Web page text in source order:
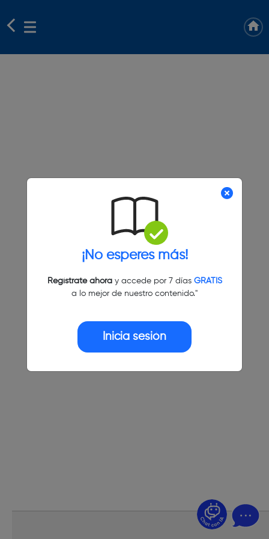
¡No esperes más!
Regístrate ahoray accede por 7 días GRATIS
a lo mejor de nuestro contenido."
Inicia sesión